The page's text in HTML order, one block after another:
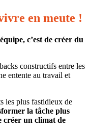
en meute !
c’est de créer du
constructifs entre les
entente au travail et
les plus fastidieux de
la tâche plus
créer un climat de